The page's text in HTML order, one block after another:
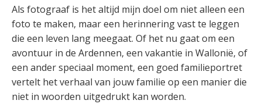
Als fotograaf is het altijd mijn doel om niet alleen een
foto te maken, maar een herinnering vast te leggen
die een leven lang meegaat. Of het nu gaat om een
avontuur in de Ardennen, een vakantie in Wallonië, of
een ander speciaal moment, een goed familieportret
vertelt het verhaal van jouw familie op een manier die
niet in woorden uitgedrukt kan worden.